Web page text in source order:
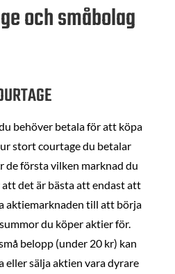
och småbolag
behöver betala för att köpa
stort courtage du betalar
de första vilken marknad du
att det är bästa att endast att
aktiemarknaden till att börja
du köper aktier för.
belopp (under 20 kr) kan
sälja aktien vara dyrare